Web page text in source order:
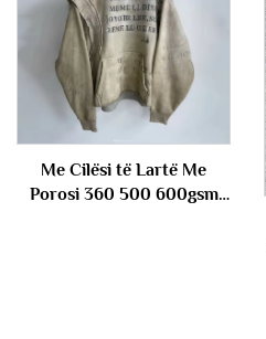
Me Cilësi të Lartë Me
Porosi 360 500 600gsm